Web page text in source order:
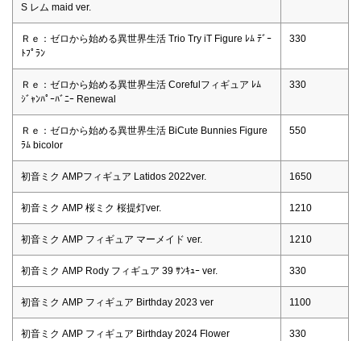
S レム maid ver.
Ｒｅ：ゼロから始める異世界生活 Trio Try iT Figure ﾚﾑ ﾃﾞｰ
ﾄﾌﾟﾗﾝ
330
Ｒｅ：ゼロから始める異世界生活 Corefulフィギュア ﾚﾑ
ｼﾞｬﾝﾊﾟｰﾊﾞﾆｰ Renewal
330
Ｒｅ：ゼロから始める異世界生活 BiCute Bunnies Figure
ﾗﾑ bicolor
550
初音ミク AMPフィギュア Latidos 2022ver. 1650
初音ミク AMP 桜ミク 桜提灯ver. 1210
初音ミク AMP フィギュア マーメイド ver. 1210
初音ミク AMP Rody フィギュア 39 ｻﾝｷｭｰ ver. 330
初音ミク AMP フィギュア Birthday 2023 ver 1100
初音ミク AMP フィギュア Birthday 2024 Flower 330